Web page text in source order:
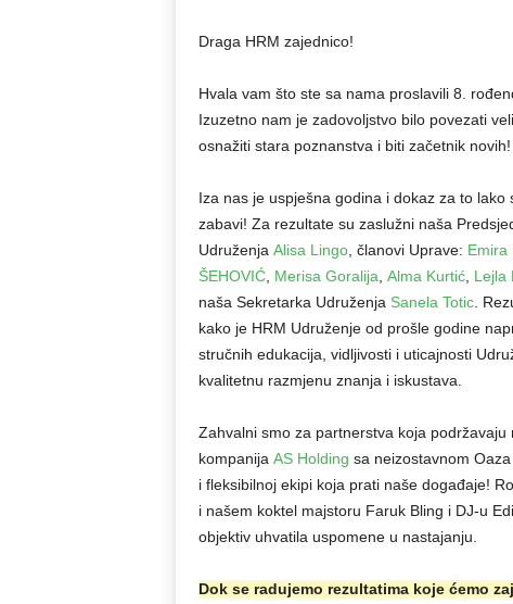
Draga HRM zajednico!
Hvala vam što ste sa nama proslavili 8.
Izuzetno nam je zadovoljstvo bilo povezati
osnažiti stara poznanstva i biti začetnik
Iza nas je uspješna godina i dokaz za to
zabavi! Za rezultate su zaslužni naša
Udruženja Alisa Lingo, članovi Uprave: Emira
ŠEHOVIĆ, Merisa Goralija Alma Kurtić, Lejla
naša Sekretarka Udruženja Sanela Totic.
kako je HRM Udruženje od prošle godine
stručnih edukacija, vidljivosti i uticajnosti
kvalitetnu razmjenu znanja i iskustava.
Zahvalni smo za partnerstva koja
kompanija AS Holding sa neizostavnom
i fleksibilnoj ekipi koja prati naše događaje!
i našem koktel majstoru Faruk Bling i DJ-u
objektiv uhvatila uspomene u nastajanju.
Dok se radujemo rezultatima koje ćemo